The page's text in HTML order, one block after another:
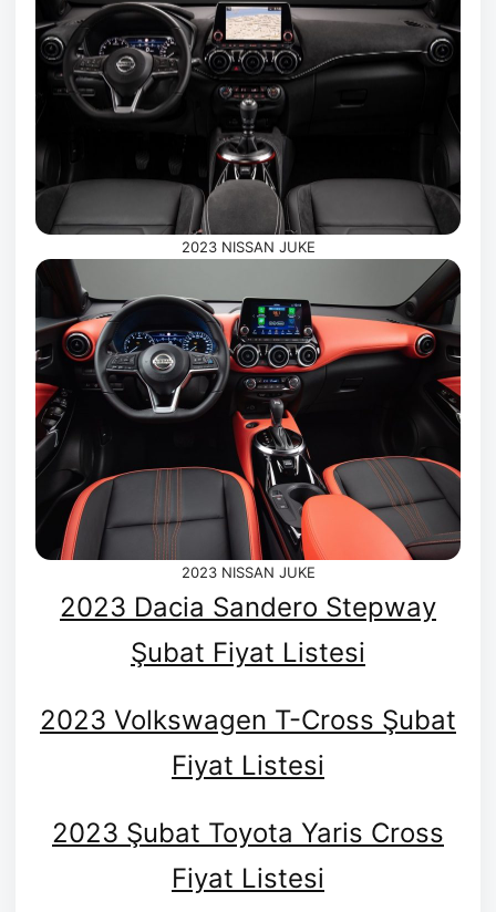
2023 NISSAN JUKE
2023 NISSAN JUKE
2023 Dacia Sandero Stepway
Şubat Fiyat Listesi
2023 Volkswagen T-Cross Şubat
Fiyat Listesi
2023 Şubat Toyota Yaris Cross
Fiyat Listesi